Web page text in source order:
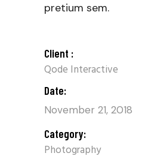
pretium sem.
Client :
Qode Interactive
Date:
November 21, 2018
Category:
Photography